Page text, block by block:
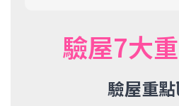
驗屋7大
驗屋重